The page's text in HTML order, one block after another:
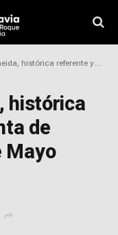
y presidenta de Madres de Plaza de Mayo
histórica
de
Mayo